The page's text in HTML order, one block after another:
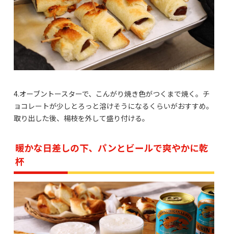
4.オーブントースターで、こんがり焼き色がつくまで焼く。チ
ョコレートが少しとろっと溶けそうになるくらいがおすすめ。
取り出した後、楊枝を外して盛り付ける。
暖かな日差しの下、パンとビールで爽やかに乾
杯